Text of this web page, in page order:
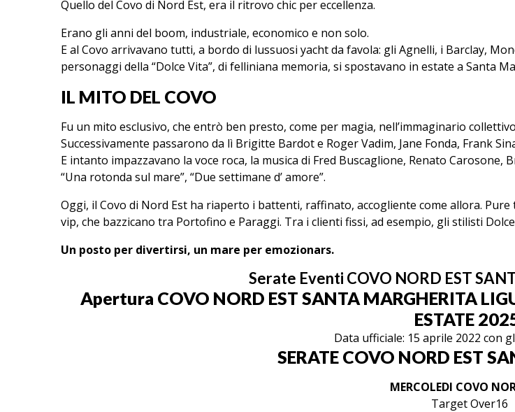
Quello del Covo di Nord Est, era il ritrovo chic per eccellenza.
Erano gli anni del boom, industriale, economico e non solo.
E al Covo arrivavano tutti, a bordo di lussuosi yacht da favola: gli Agnelli, i Barclay,
personaggi della “Dolce Vita”, di felliniana memoria, si spostavano in estate a Santa
IL MITO DEL COVO
Fu un mito esclusivo, che entrò ben presto, come per magia, nell’immaginario
Successivamente passarono da lì Brigitte Bardot e Roger Vadim, Jane Fonda, Frank
E intanto impazzavano la voce roca, la musica di Fred Buscaglione, Renato Carosone,
“Una rotonda sul mare”, “Due settimane d’ amore”.
Oggi, il Covo di Nord Est ha riaperto i battenti, raffinato, accogliente come allora.
vip, che bazzicano tra Portofino e Paraggi. Tra i clienti fissi, ad esempio, gli stilisti
Un posto per divertirsi, un mare per emozionars.
Serate Eventi COVO NORD EST
Apertura COVO NORD EST SANTA MARGHERITA
ESTATE
Data ufficiale: 15 aprile 2022 con
SERATE COVO NORD EST
MERCOLEDI COVO
Target Over16